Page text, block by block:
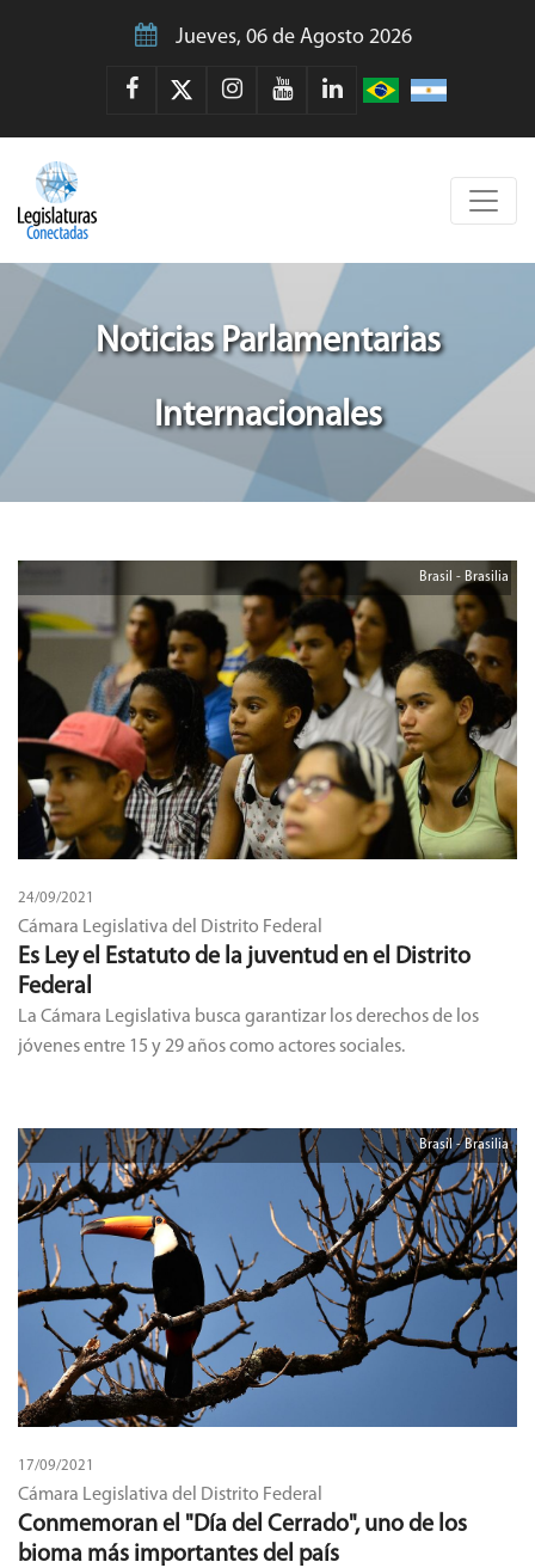
Jueves, 06 de Agosto 2026
Noticias Parlamentarias
Internacionales
24/09/2021
Cámara Legislativa del Distrito Federal
Brasil - Brasilia
Es Ley el Estatuto de la juventud en el Distrito
Federal
La Cámara Legislativa busca garantizar los derechos de los
jóvenes entre 15 y 29 años como actores sociales.
17/09/2021
Cámara Legislativa del Distrito Federal
Brasil - Brasilia
Conmemoran el "Día del Cerrado", uno de los
bioma más importantes del país